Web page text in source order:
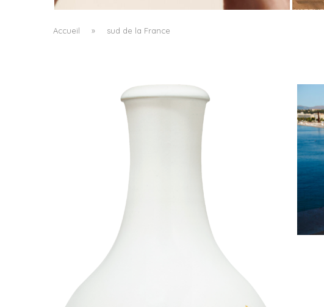
Accueil » sud de la France